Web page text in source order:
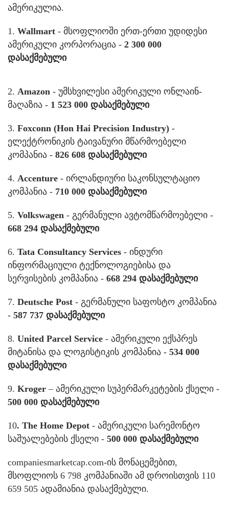
ამერიკულია.
1. Wallmart - მსოფლიოში ერთ-ერთი უდიდესი
ამერიკული კორპორაცია - 2 300 000
დასაქმებული
2. Amazon - უმსხვილესი ამერიკული ონლაინ-
მაღაზია - 1 523 000 დასაქმებული
3. Foxconn (Hon Hai Precision Industry) -
ელექტრონიკის ტაივანური მწარმოებელი
კომპანია - 826 608 დასაქმებული
4. Accenture - ირლანდიური საკონსულტაციო
კომპანია - 710 000 დასაქმებული
5. Volkswagen - გერმანული ავტომწარმოებელი -
668 294 დასაქმებული
6. Tata Consultancy Services - ინდური
ინფორმაციული ტექნოლოგიებისა და
სერვისების კომპანია - 668 294 დასაქმებული
7. Deutsche Post - გერმანული საფოსტო კომპანია
- 587 737 დასაქმებული
8. United Parcel Service - ამერიკული ექსპრეს
მიტანისა და ლოგისტიკის კომპანია - 534 000
დასაქმებული
9. Kroger – ამერიკული სუპერმარკეტების ქსელი -
500 000 დასაქმებული
10. The Home Depot - ამერიკული სარემონტო
საშუალებების ქსელი - 500 000 დასაქმებული
companiesmarketcap.com-ის მონაცემებით,
მსოფლიოს 6 798 კომპანიაში ამ დროისთვის 110
659 505 ადამიანია დასაქმებული.